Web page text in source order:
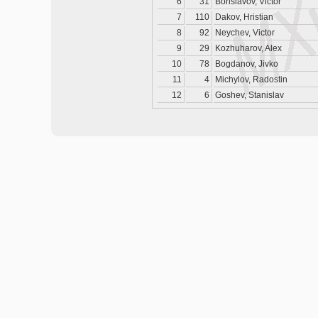
7
110
Dakov, Hristian
8
92
Neychev, Victor
9
29
Kozhuharov, Alex
10
78
Bogdanov, Jivko
11
4
Michylov, Radostin
12
6 Goshev, Stanislav